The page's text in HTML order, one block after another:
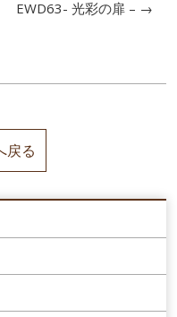
EWD63- 光彩の扉 – →
戻る